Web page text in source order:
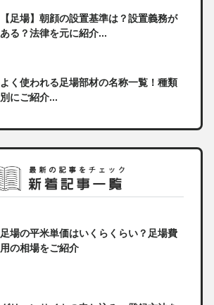
【足場】朝顔の設置基準は？設置義務が
ある？法律を元に紹介...
よく使われる足場部材の名称一覧！種類
別にご紹介...
足場の平米単価はいくらくらい？足場費
用の相場をご紹介